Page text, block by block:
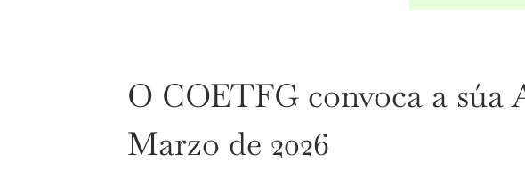
O COETFG convoca a súa
Marzo de 2026